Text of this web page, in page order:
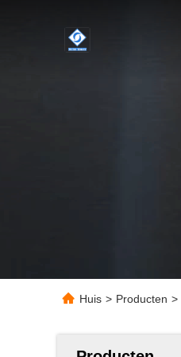
Huis > Producten >